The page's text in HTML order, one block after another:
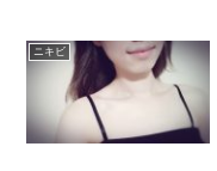
ニキビ